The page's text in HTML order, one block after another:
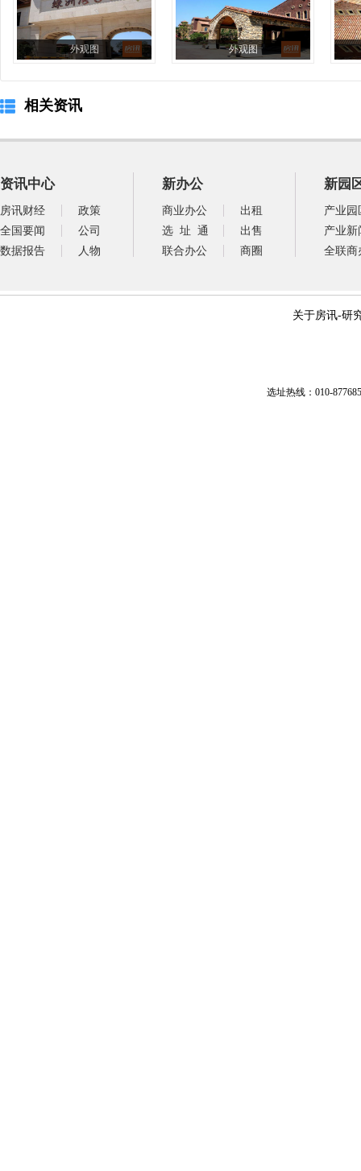
外观图 外观图
相关资讯
资讯中心
房讯财经
政策
全国要闻
公司
数据报告
人物
新办公
商业办公
出租
选 址 通
出售
联合办公
商圈
新园
产业园
产业新
全联商
关于房讯-研
选址热线：010-